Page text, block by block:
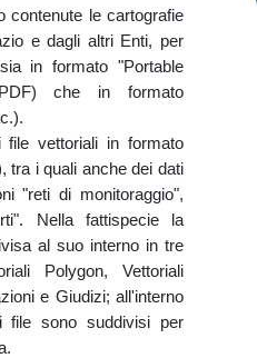
contenute le cartografie
e dagli altri Enti, per
in formato "Portable
che in formato
file vettoriali in formato
tra i quali anche dei dati
"reti di monitoraggio",
Nella fattispecie la
al suo interno in tre
Polygon, Vettoriali
e Giudizi; all'interno
file sono suddivisi per